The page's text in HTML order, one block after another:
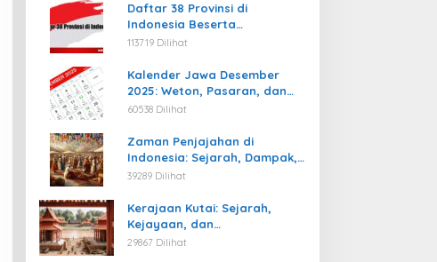
Daftar 38 Provinsi di
Indonesia Beserta
Ibukotanya Terbaru
113719 Dilihat
Kalender Jawa Desember
2025: Weton, Pasaran, dan
Hari Baik
60538 Dilihat
Zaman Penjajahan di
Indonesia: Sejarah, Dampak,
dan Perjuangan Menuju
39289 Dilihat
Kerajaan Kutai: Sejarah,
Kejayaan, dan
Peninggalannya (Abad ke-4
29867 Dilihat